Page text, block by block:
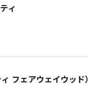
ィ
フェアウェイウッド）